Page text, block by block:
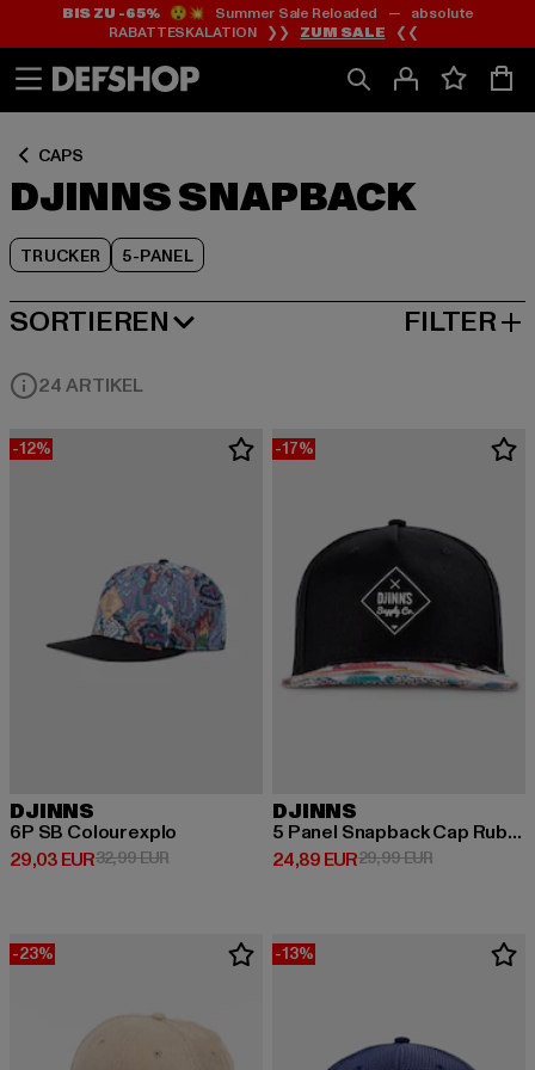
Zum
Inhalt
springen
Zum
Fußzeile
springen
BIS ZU -65%😲💥 Summer Sale Reloaded — absolute
RABATTESKALATION ❯❯ ZUM SALE ❮❮
CAPS
DJINNS SNAPBACK
TRUCKER 5-PANEL
Zum
Produktraster
springen
SORTIEREN
BELIEBTESTE FILTER
24 ARTIKEL
-12%
DJINNS
6P SB Colourexplo
29,03 EUR
Derzeitiger Preis: 29,03 EUR
32,99 EURAktionspreis: 32,99 EUR
-17%
DJINNS
5 Panel Snapback Cap Rubber Aztek
24,89 EUR
Derzeitiger Preis: 24,89 EUR
29,99 EURAktionspreis:
-23% -13%